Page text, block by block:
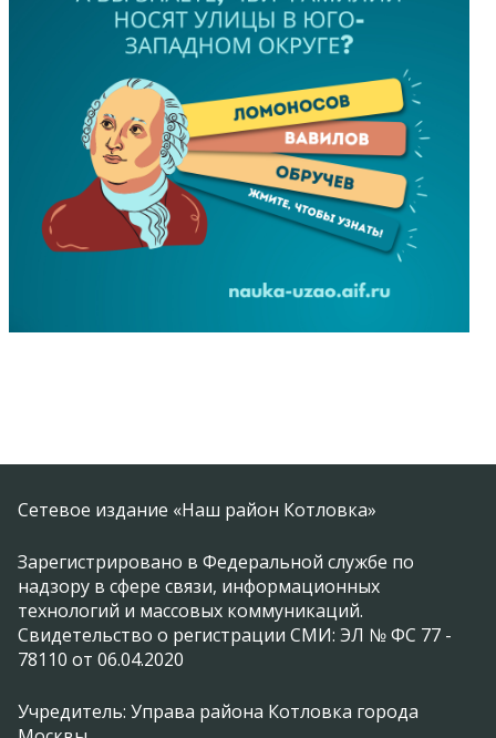
Сетевое издание «Наш район Котловка»
Зарегистрировано в Федеральной службе по
надзору в сфере связи, информационных
технологий и массовых коммуникаций.
Свидетельство о регистрации СМИ: ЭЛ № ФС 77 -
78110 от 06.04.2020
Учредитель: Управа района Котловка города